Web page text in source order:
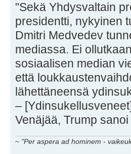
"Sekä Yhdysvaltain
presidentti, nykyinen
Dmitri Medvedev
mediassa. Ei
sosiaalisen median
että
lähettäneensä
–
Venäjää, Trump
~ "Per aspera ad hominem -